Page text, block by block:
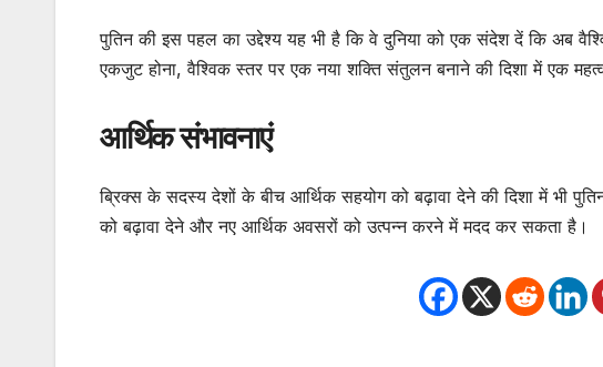
पुतिन की इस पहल का उद्देश्य यह भी है कि वे दुनिया को एक संदेश दें कि अब
एकजुट होना, वैश्विक स्तर पर एक नया शक्ति संतुलन बनाने की दिशा में एक
आर्थिक संभावनाएं
ब्रिक्स के सदस्य देशों के बीच आर्थिक सहयोग को बढ़ावा देने की दिशा में भी
को बढ़ावा देने और नए आर्थिक अवसरों को उत्पन्न करने में मदद कर सकता है।